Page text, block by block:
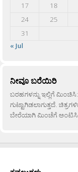
17
18
24
25
31
« Jul
ನೀವೂ ಬರೆಯಿರಿ
ಬರಹಗಳನ್ನು ಇಲ್ಲಿಗೆ ಮಿಂಚಿಸಿ:
ಗುಟ್ಟಾಗಿಡಲಾಗುತ್ತದೆ.
ಬೇರೆಯಾಗಿ ಮಿಂಚೆಗೆ